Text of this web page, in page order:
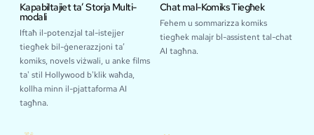
Kapabiltajiet ta’ Storja Multi-
modali
Iftaħ il-potenzjal tal-istejjer
tiegħek bil-ġenerazzjoni ta’
komiks, novels viżwali, u anke films
ta' stil Hollywood b'klik waħda,
kollha minn il-pjattaforma AI
tagħna.
Chat mal-Komiks Tiegħek
Fehem u sommarizza komiks
tiegħek malajr bl-assistent tal-chat
AI tagħna.